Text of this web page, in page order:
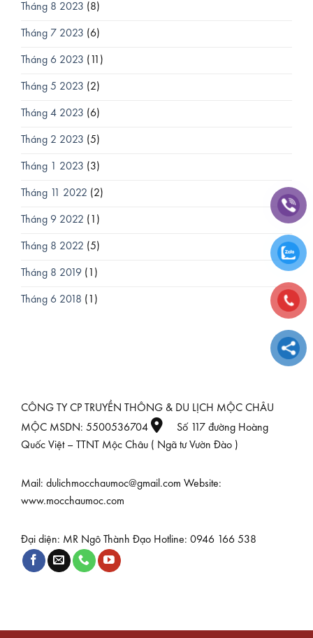
Tháng 8 2023 (8)
Tháng 7 2023 (6)
Tháng 6 2023 (11)
Tháng 5 2023 (2)
Tháng 4 2023 (6)
Tháng 2 2023 (5)
Tháng 1 2023 (3)
Tháng 11 2022 (2)
Tháng 9 2022 (1)
Tháng 8 2022 (5)
Tháng 8 2019 (1)
Tháng 6 2018 (1)
CÔNG TY CP TRUYỀN THÔNG & DU LỊCH MỘC CHÂU
MỘC MSDN: 5500536704
Số 117 đường Hoàng
Quốc Việt – TTNT Mộc Châu ( Ngã tư Vườn Đào )
Mail: dulichmocchaumoc@gmail.com Website:
www.mocchaumoc.com
Đại diện: MR Ngô Thành Đạo Hotline: 0946 166 538